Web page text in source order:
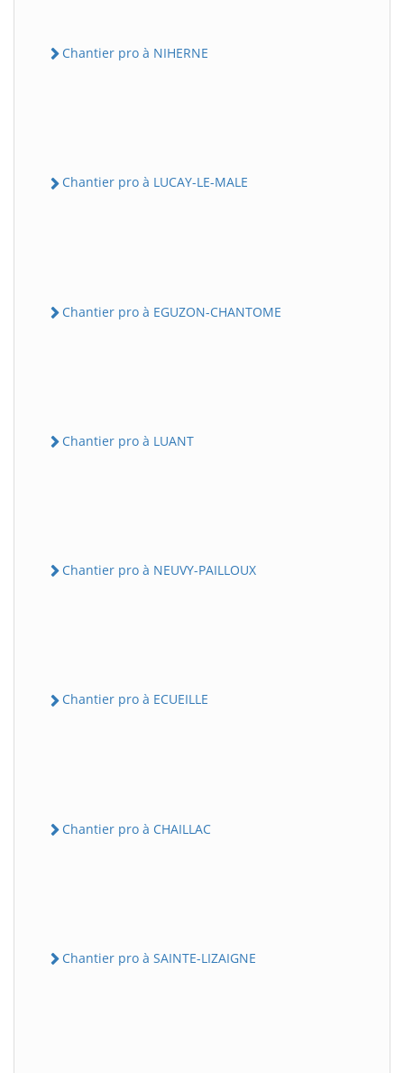
Chantier pro à NIHERNE
Chantier pro à LUCAY-LE-MALE
Chantier pro à EGUZON-CHANTOME
Chantier pro à LUANT
Chantier pro à NEUVY-PAILLOUX
Chantier pro à ECUEILLE
Chantier pro à CHAILLAC
Chantier pro à SAINTE-LIZAIGNE